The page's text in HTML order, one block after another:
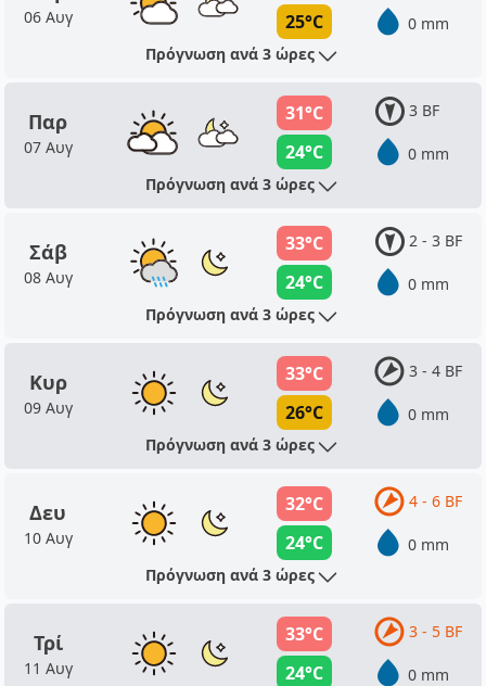
06 Αυγ
25°C
0 mm
Πρόγνωση ανά 3 ώρες
Παρ
07 Αυγ
31°C
24°C
3 BF
0 mm
Πρόγνωση ανά 3 ώρες
Σάβ
08 Αυγ
33°C
24°C
2 - 3 BF
0 mm
Πρόγνωση ανά 3 ώρες
Κυρ
09 Αυγ
33°C
26°C
3 - 4 BF
0 mm
Πρόγνωση ανά 3 ώρες
Δευ
10 Αυγ
32°C
24°C
4 - 6 BF
0 mm
Πρόγνωση ανά 3 ώρες
Τρί
11 Αυγ
33°C
24°C
3 - 5 BF
0 mm